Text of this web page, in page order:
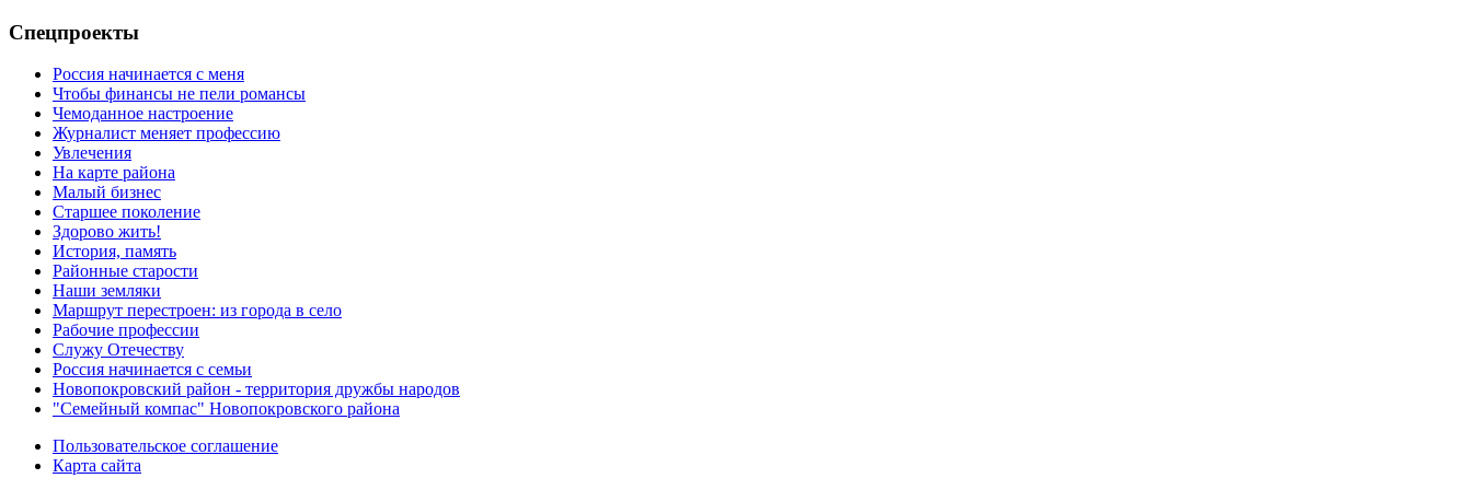
Спецпроекты
Россия начинается с меня
Чтобы финансы не пели романсы
Чемоданное настроение
Журналист меняет профессию
Увлечения
На карте района
Малый бизнес
Старшее поколение
Здорово жить!
История, память
Районные старости
Наши земляки
Маршрут перестроен: из города в село
Рабочие профессии
Служу Отечеству
Россия начинается с семьи
Новопокровский район - территория дружбы народов
"Семейный компас" Новопокровского района
Пользовательское соглашение
Карта сайта